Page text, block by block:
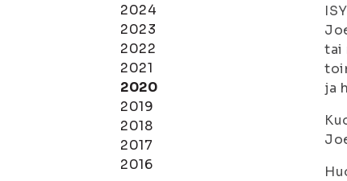
2024
2023
2022
2021
2020
2019
2018
2017
2016
tai
ja